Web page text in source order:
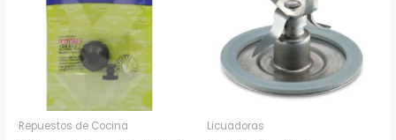
Repuestos de Cocina Licuadoras